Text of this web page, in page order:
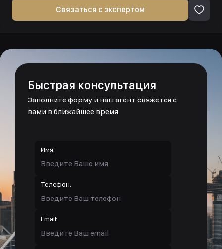
Связаться с экспертом
Быстрая консультация
Заполните форму и наш агент свяжется с
вами в ближайшее время
Имя:
Телефон:
Email: